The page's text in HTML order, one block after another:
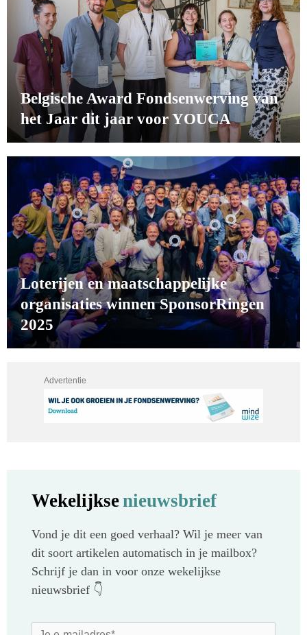
Belgische Award Fondsenwerving van
het Jaar dit jaar voor YOUCA
Loterijen en maatschappelijke
organisaties winnen SponsorRingen
2025
Advertentie
Wekelijksenieuwsbrief
Vond je dit een goed verhaal? Wil je meer van
dit soort artikelen automatisch in je mailbox?
Schrijf je dan in voor onze wekelijkse
nieuwsbrief 👇